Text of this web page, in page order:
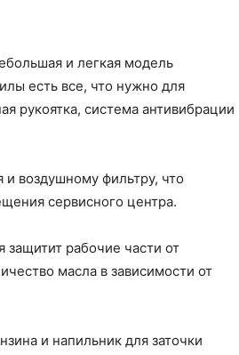
и легкая модель
есть все, что нужно для
рукоятка, система антивибрации
и воздушному фильтру, что
сервисного центра.
защитит рабочие части от
масла в зависимости от
и напильник для заточки